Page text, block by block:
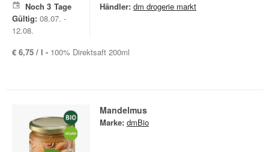
Noch 3 Tage
Gültig: 08.07. -
12.08.
Händler: dm drogerie markt
€ 6,75 / l - 100% Direktsaft 200ml
Mandelmus
Marke: dmBio